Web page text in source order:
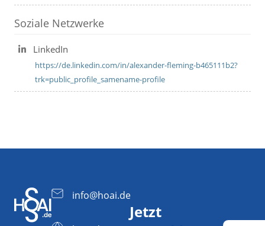
Soziale Netzwerke
LinkedIn
https://de.linkedin.com/in/alexander-fleming-b465111b2?
trk=public_profile_samename-profile
info@hoai.de
Jetzt